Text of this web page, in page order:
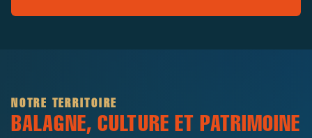
NOTRE TERRITOIRE
BALAGNE, CULTURE ET PATRIMOINE